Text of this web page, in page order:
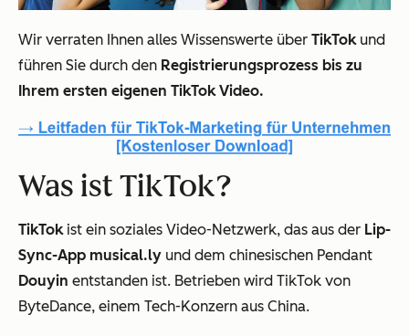
Wir verraten Ihnen alles Wissenswerte über TikTokund
führen Sie durch den Registrierungsprozess bis zu
Ihrem ersten eigenen TikTok Video.
Was ist TikTok?
TikTokist ein soziales Video-Netzwerk, das aus der Lip-
Sync-App musical.ly und dem chinesischen Pendant
Douyin entstanden ist. Betrieben wird TikTok von
ByteDance, einem Tech-Konzern aus China.